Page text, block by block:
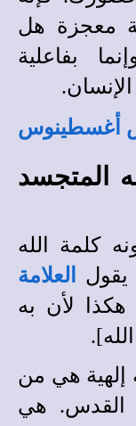
معجزة هل
بفاعلية
أغسطينوس
المتجسد
كلمة الله
يقول
العلامة
لأن به
إلهية هي من
القدس. هي